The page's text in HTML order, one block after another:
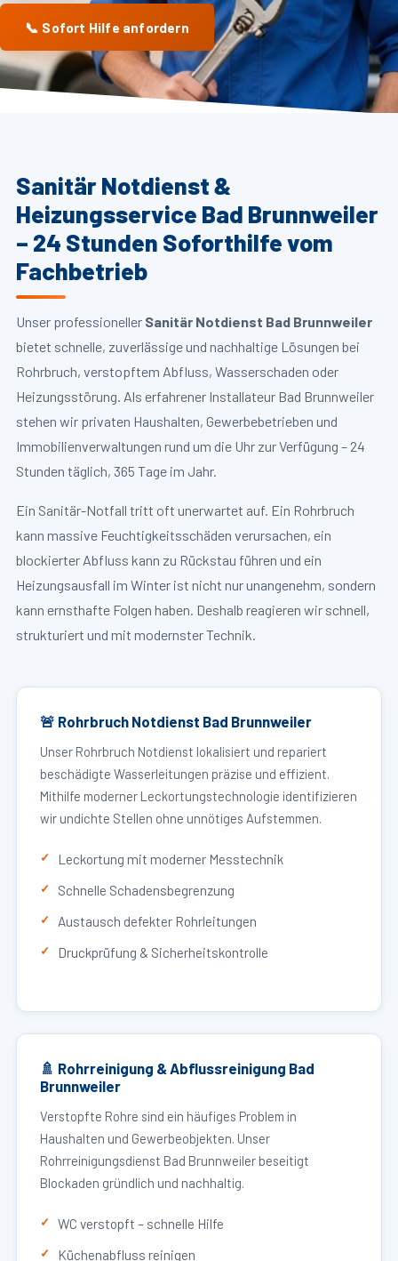
📞 Sofort Hilfe anfordern
Sanitär Notdienst &
Heizungsservice Bad Brunnweiler
– 24 Stunden Soforthilfe vom
Fachbetrieb
Unser professioneller Sanitär Notdienst Bad Brunnweiler
bietet schnelle, zuverlässige und nachhaltige Lösungen bei
Rohrbruch, verstopftem Abfluss, Wasserschaden oder
Heizungsstörung. Als erfahrener Installateur Bad Brunnweiler
stehen wir privaten Haushalten, Gewerbebetrieben und
Immobilienverwaltungen rund um die Uhr zur Verfügung – 24
Stunden täglich, 365 Tage im Jahr.
Ein Sanitär-Notfall tritt oft unerwartet auf. Ein Rohrbruch
kann massive Feuchtigkeitsschäden verursachen, ein
blockierter Abfluss kann zu Rückstau führen und ein
Heizungsausfall im Winter ist nicht nur unangenehm, sondern
kann ernsthafte Folgen haben. Deshalb reagieren wir schnell,
strukturiert und mit modernster Technik.
🚨 Rohrbruch Notdienst Bad Brunnweiler
Unser Rohrbruch Notdienst lokalisiert und repariert
beschädigte Wasserleitungen präzise und effizient.
Mithilfe moderner Leckortungstechnologie identifizieren
wir undichte Stellen ohne unnötiges Aufstemmen.
Leckortung mit moderner Messtechnik
Schnelle Schadensbegrenzung
Austausch defekter Rohrleitungen
Druckprüfung & Sicherheitskontrolle
🚿 Rohrreinigung & Abflussreinigung Bad
Brunnweiler
Verstopfte Rohre sind ein häufiges Problem in
Haushalten und Gewerbeobjekten. Unser
Rohrreinigungsdienst Bad Brunnweiler beseitigt
Blockaden gründlich und nachhaltig.
WC verstopft – schnelle Hilfe
Küchenabfluss reinigen